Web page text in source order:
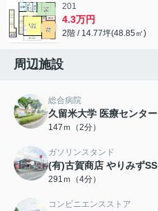
201
4.3万円
2階 / 14.77坪(48.85㎡)
周辺施設
総合病院
久留米大学 医療センター
147ｍ（2分）
ガソリンスタンド
(有)古賀商店 やりみずSS
291ｍ（4分）
コンビニエンスストア